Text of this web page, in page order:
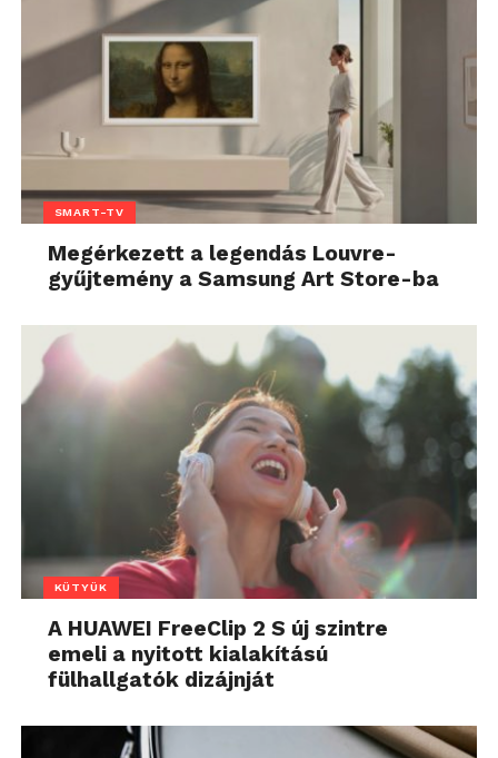
SMART-TV
Megérkezett a legendás Louvre-
gyűjtemény a Samsung Art Store-ba
KÜTYÜK
A HUAWEI FreeClip 2 S új szintre
emeli a nyitott kialakítású
fülhallgatók dizájnját